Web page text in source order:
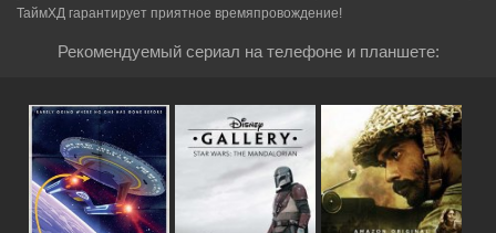
ТаймХД гарантирует приятное времяпровождение!
Рекомендуемый сериал на телефоне и планшете: